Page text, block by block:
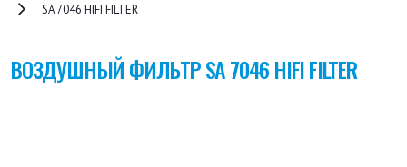
SA 7046 HIFI FILTER
ВОЗДУШНЫЙ ФИЛЬТРSA 7046 HIFI FILTER